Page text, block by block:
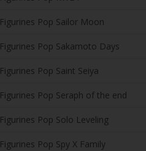
Figurines Pop Sailor Moon
Figurines Pop Sakamoto Days
Figurines Pop Saint Seiya
Figurines Pop Seraph of the end
Figurines Pop Solo Leveling
Figurines Pop Spy X Family